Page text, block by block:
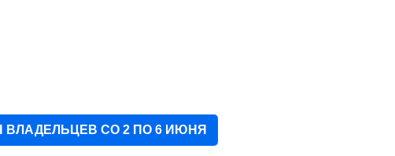
ВЛАДЕЛЬЦЕВ СО 2 ПО 6 ИЮНЯ